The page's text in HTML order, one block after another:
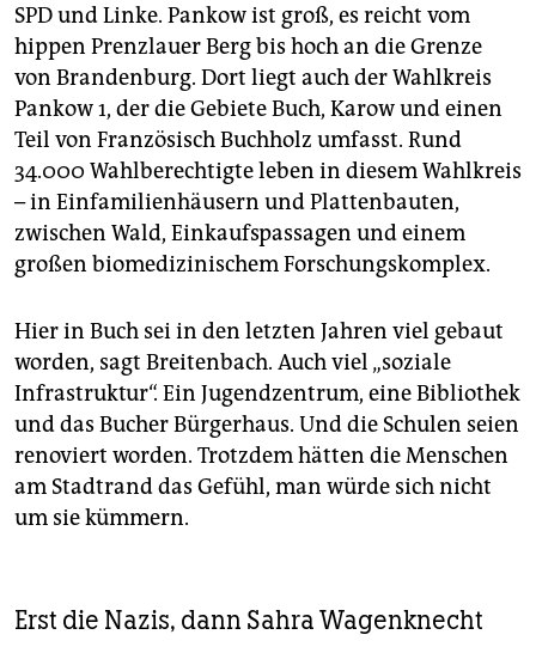
SPD und Linke. Pankow ist groß, es reicht vom
hippen Prenzlauer Berg bis hoch an die Grenze
von Brandenburg. Dort liegt auch der Wahlkreis
Pankow 1, der die Gebiete Buch, Karow und einen
Teil von Französisch Buchholz umfasst. Rund
34.000 Wahlberechtigte leben in diesem Wahlkreis
– in Einfamilienhäusern und Plattenbauten,
zwischen Wald, Einkaufspassagen und einem
großen biomedizinischem Forschungskomplex.
Hier in Buch sei in den letzten Jahren viel gebaut
worden, sagt Breitenbach. Auch viel „soziale
Infrastruktur“. Ein Jugendzentrum, eine Bibliothek
und das Bucher Bürgerhaus. Und die Schulen seien
renoviert worden. Trotzdem hätten die Menschen
am Stadtrand das Gefühl, man würde sich nicht
um sie kümmern.
Erst die Nazis, dann Sahra Wagenknecht